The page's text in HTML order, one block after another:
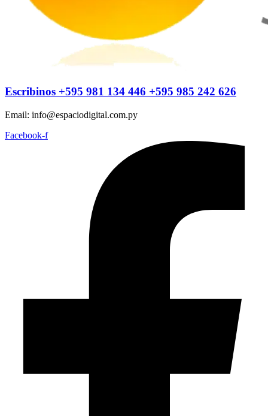
Escribinos +595 981 134 446 +595 985 242 626
Email: info@espaciodigital.com.py
Facebook-f